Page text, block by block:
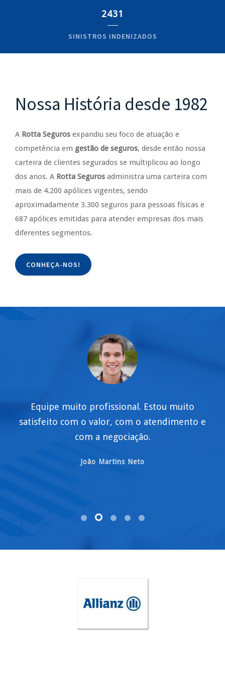
2431
SINISTROS INDENIZADOS
Nossa História desde 1982
A Rotta Seguros expandiu seu foco de atuação e
competência em gestão de seguros, desde então nossa
carteira de clientes segurados se multiplicou ao longo
dos anos. A Rotta Seguros administra uma carteira com
mais de 4.200 apólices vigentes, sendo
aproximadamente 3.300 seguros para pessoas físicas e
687 apólices emitidas para atender empresas dos mais
diferentes segmentos.
CONHEÇA-NOS!
Equipe muito profissional. Estou muito
satisfeito com o valor, com o atendimento e
com a negociação.
João Martins Neto